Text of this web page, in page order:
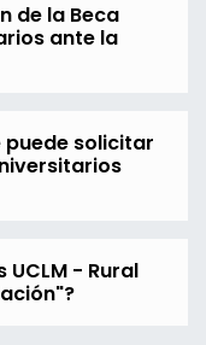
de la Beca
ante la
puede solicitar
UCLM - Rural